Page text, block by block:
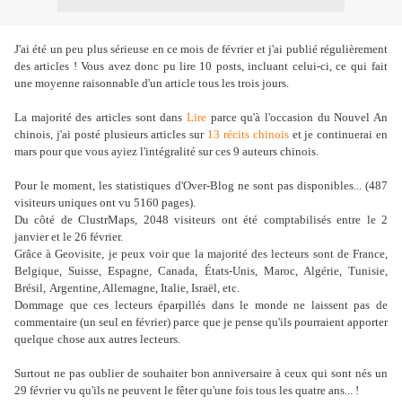
J'ai été un peu plus sérieuse en ce mois de février et j'ai publié régulièrement
des articles ! Vous avez donc pu lire 10 posts, incluant celui-ci, ce qui fait
une moyenne raisonnable d'un article tous les trois jours.
La majorité des articles sont dans Lire parce qu'à l'occasion du Nouvel An
chinois, j'ai posté plusieurs articles sur 13 récits chinoiset je continuerai en
mars pour que vous ayiez l'intégralité sur ces 9 auteurs chinois.
Pour le moment, les statistiques d'Over-Blog ne sont pas disponibles... (487
visiteurs uniques ont vu 5160 pages).
Du côté de ClustrMaps, 2048 visiteurs ont été comptabilisés entre le 2
janvier et le 26 février.
Grâce à Geovisite, je peux voir que la majorité des lecteurs sont de France,
Belgique, Suisse, Espagne, Canada, États-Unis, Maroc, Algérie, Tunisie,
Brésil, Argentine, Allemagne, Italie, Israël, etc.
Dommage que ces lecteurs éparpillés dans le monde ne laissent pas de
commentaire (un seul en février) parce que je pense qu'ils pourraient apporter
quelque chose aux autres lecteurs.
Surtout ne pas oublier de souhaiter bon anniversaire à ceux qui sont nés un
29 février vu qu'ils ne peuvent le fêter qu'une fois tous les quatre ans... !